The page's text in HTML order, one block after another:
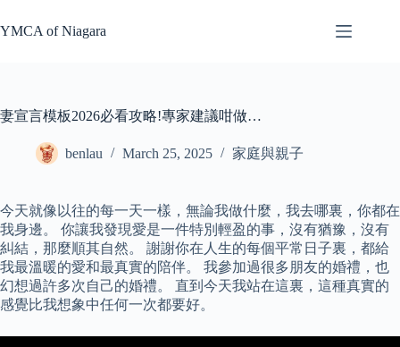
to
content
YMCA of Niagara
妻宣言模板2026必看攻略!專家建議咁做…
benlau March 25, 2025 家庭與親子
今天就像以往的每一天一樣，無論我做什麼，我去哪裏，你都在
我身邊。 你讓我發現愛是一件特別輕盈的事，沒有猶豫，沒有
糾結，那麼順其自然。 謝謝你在人生的每個平常日子裏，都給
我最溫暖的愛和最真實的陪伴。 我參加過很多朋友的婚禮，也
幻想過許多次自己的婚禮。 直到今天我站在這裏，這種真實的
感覺比我想象中任何一次都要好。